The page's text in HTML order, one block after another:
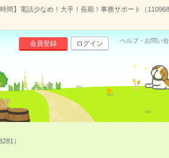
間】電話少なめ！大手！長期！事務サポート（
会員登録 ログイン ヘルプ・お問い
）